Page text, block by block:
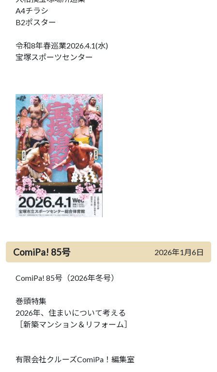
A4チラシ
B2ポスター
令和8年春巡業2026.4.1(水)
宝塚スポーツセンター
ComiPa! 85号 2026年1月6日
ComiPa! 85号（2026年冬号）
巻頭特集
2026年、住まいについて考える
［新築マンション＆リフォーム］
有限会社クルーズComiPa！編集室